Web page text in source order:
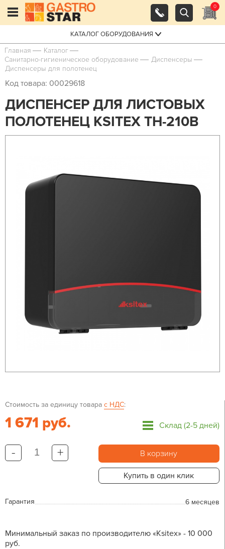
0
КАТАЛОГ ОБОРУДОВАНИЯ
Главная
Каталог
Санитарно-гигиеническое оборудование
Диспенсеры
Диспенсеры для полотенец
Код товара: 00029618
ДИСПЕНСЕР ДЛЯ ЛИСТОВЫХ
ПОЛОТЕНЕЦ KSITEX TH-210B
Стоимость за единицу товара с НДС:
1 671 руб. Склад (2-5 дней)
- + В корзину
Купить в один клик
Гарантия 6 месяцев
Минимальный заказ по производителю «Ksitex» - 10 000
руб.